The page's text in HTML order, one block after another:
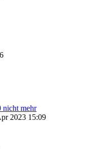
nicht mehr
2023 15:09